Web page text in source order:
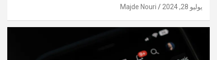
يوليو 28, 2024 Majde Nouri